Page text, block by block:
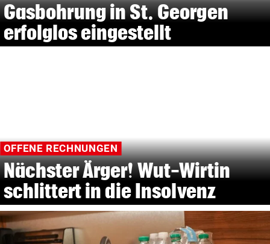
Gasbohrung in St. Georgen
erfolglos eingestellt
OFFENE RECHNUNGEN
Nächster Ärger! Wut-Wirtin
schlittert in die Insolvenz